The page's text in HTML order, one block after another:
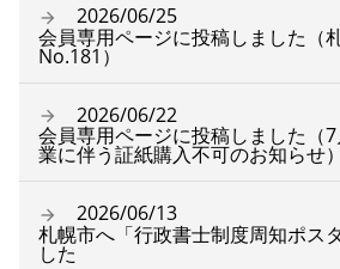
2026/06/25
会員専用ページに投稿しました（
No.181）
2026/06/22
会員専用ページに投稿しました（
業に伴う証紙購入不可のお知らせ）
2026/06/13
札幌市へ「行政書士制度周知ポス
した